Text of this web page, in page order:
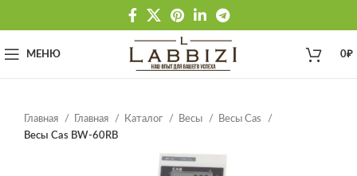
МЕНЮ 0₽
Главная Главная Каталог Весы
Весы Cas
Весы Cas BW-60RB